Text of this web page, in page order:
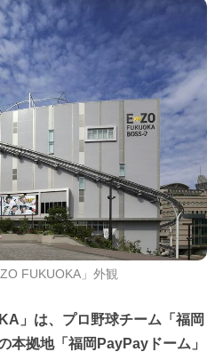
ZO FUKUOKA」外観
」は、プロ野球チーム「福岡
本拠地「福岡PayPayドーム」